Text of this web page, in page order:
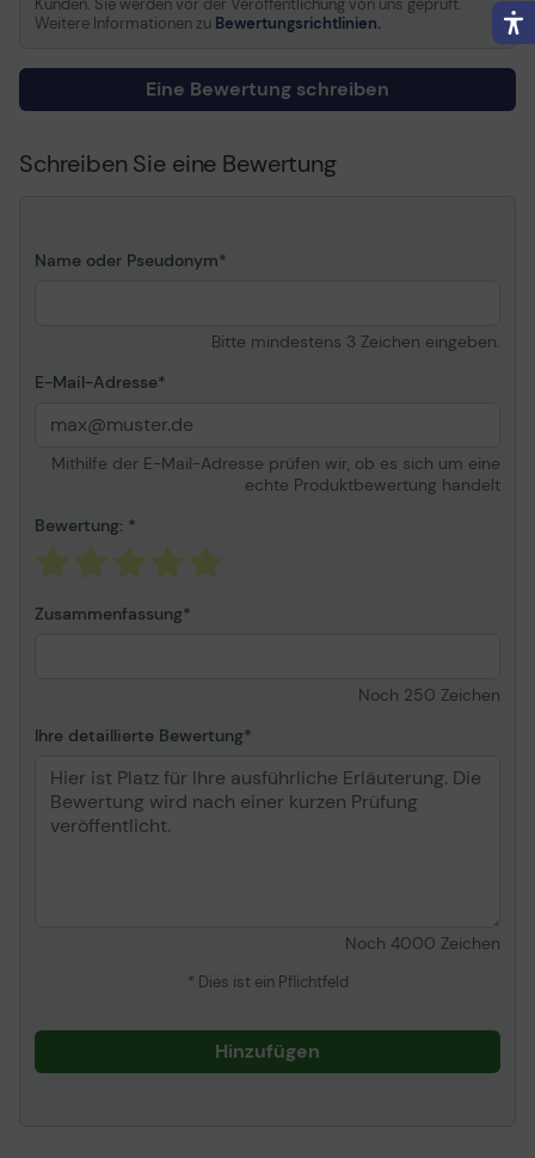
Pro 7450, Pro 9400, Pro
9450
Kunden. Sie werden vor der Veröffentlichung von uns geprüft.
Weitere Informationen zu Bewertungsrichtlinien.
Eine Bewertung schreiben
Schreiben Sie eine Bewertung
Name oder Pseudonym
Bitte mindestens 3 Zeichen eingeben.
E-Mail-Adresse
Mithilfe der E-Mail-Adresse prüfen wir, ob es sich um eine
echte Produktbewertung handelt
Bewertung:
Zusammenfassung
Noch 250 Zeichen
Ihre detaillierte Bewertung
Noch 4000 Zeichen
* Dies ist ein Pflichtfeld
Hinzufügen